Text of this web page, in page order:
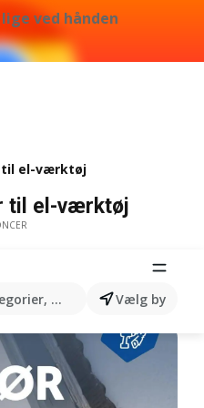
ved hånden
produkter...Vælg by
til el-værktøj
til el-værktøj